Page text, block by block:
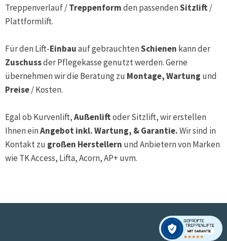
Treppenverlauf /Treppenformden passendenSitzlift/
Plattformlift.
Für den Lift-Einbauauf gebrauchtenSchienen kann der
Zuschussder Pflegekasse genutzt werden. Gerne
übernehmen wir die Beratung zu Montage, Wartung und
Preise/ Kosten.
Egal ob Kurvenlift,Außenliftoder Sitzlift, wir erstellen
Ihnen einAngebot inkl. Wartung, & Garantie.Wir sind in
Kontakt zu großen Herstellern und Anbietern von Marken
wie TK Access, Lifta, Acorn, AP+ uvm.